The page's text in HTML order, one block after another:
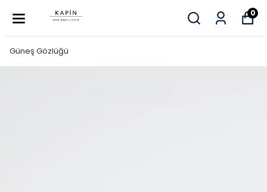
0
Güneş Gözlüğü